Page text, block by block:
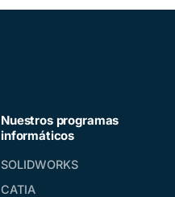
Nuestros programas
informáticos
SOLIDWORKS
CATIA